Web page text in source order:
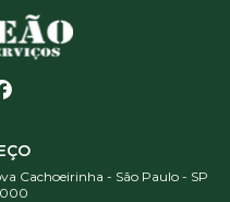
Cachoeirinha - São Paulo - SP